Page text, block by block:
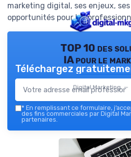
marketing digital, ses enjeux,
opportunités pour les
TOP 10 des
IA pour le
Digital Marketing —
Téléchargez
* En remplissant ce formulaire,
des fins commerciales par Digital
partenaires.